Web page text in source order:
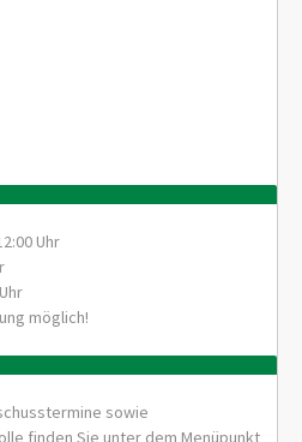
Uhr
möglich!
sowie
finden Sie unter dem Menüpunkt